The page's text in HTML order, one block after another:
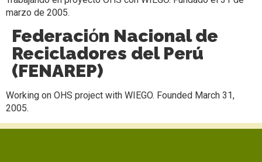
marzo de 2005.
Federaciόn Nacional de
Recicladores del Perú
(FENAREP)
Working on OHS project with WIEGO. Founded March 31,
2005.